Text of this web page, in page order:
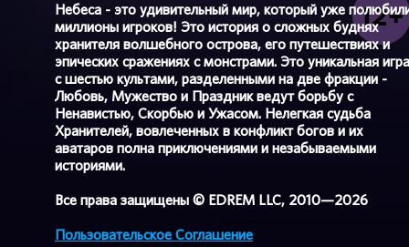
Небеса - это удивительный мир, который уже
миллионы игроков! Это история о сложных буднях
хранителя волшебного острова, его путешествиях и
эпических сражениях с монстрами. Это уникальная игра
с шестью культами, разделенными на две фракции -
Любовь, Мужество и Праздник ведут борьбу с
Ненавистью, Скорбью и Ужасом. Нелегкая судьба
Хранителей, вовлеченных в конфликт богов и их
аватаров полна приключениями и незабываемыми
историями.
Все права защищены © EDREM LLC, 2010—2026
Пользовательское Соглашение